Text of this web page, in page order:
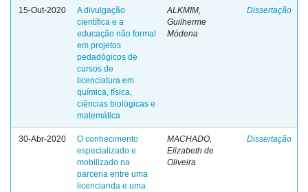
15-Out-2020
A divulgação
científica e a
educação não formal
em projetos
pedadógicos de
cursos de
licenciatura em
química, física,
ciências biológicas e
matemática
ALKMIM,
Guilherme
Módena
Dissertação
30-Abr-2020
O conhecimento
especializado e
mobilizado na
parceria entre uma
licencianda e uma
MACHADO,
Elizabeth de
Oliveira
Dissertação